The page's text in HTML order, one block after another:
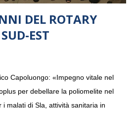
DEL ROTARY
EST
Capoluongo: «Impegno vitale nel
per debellare la poliomelite nel
i malati di Sla, attività sanitaria in